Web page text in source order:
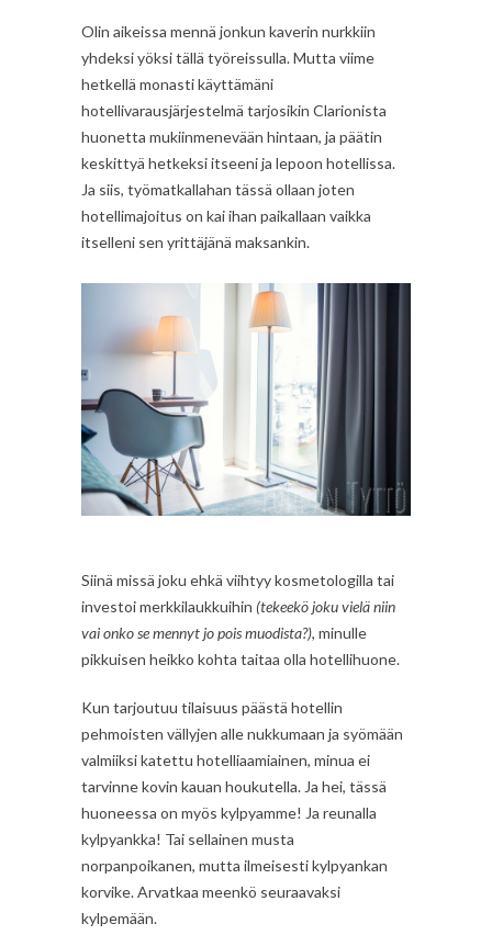
Olin aikeissa mennä jonkun kaverin nurkkiin
yhdeksi yöksi tällä työreissulla. Mutta viime
hetkellä monasti käyttämäni
hotellivarausjärjestelmä tarjosikin Clarionista
huonetta mukiinmenevään hintaan, ja päätin
keskittyä hetkeksi itseeni ja lepoon hotellissa.
Ja siis, työmatkallahan tässä ollaan joten
hotellimajoitus on kai ihan paikallaan vaikka
itselleni sen yrittäjänä maksankin.
Siinä missä joku ehkä viihtyy kosmetologilla tai
investoi merkkilaukkuihin (tekeekö joku vielä niin
vai onko se mennyt jo pois muodista?), minulle
pikkuisen heikko kohta taitaa olla hotellihuone.
Kun tarjoutuu tilaisuus päästä hotellin
pehmoisten vällyjen alle nukkumaan ja syömään
valmiiksi katettu hotelliaamiainen, minua ei
tarvinne kovin kauan houkutella. Ja hei, tässä
huoneessa on myös kylpyamme! Ja reunalla
kylpyankka! Tai sellainen musta
norpanpoikanen, mutta ilmeisesti kylpyankan
korvike. Arvatkaa meenkö seuraavaksi
kylpemään.